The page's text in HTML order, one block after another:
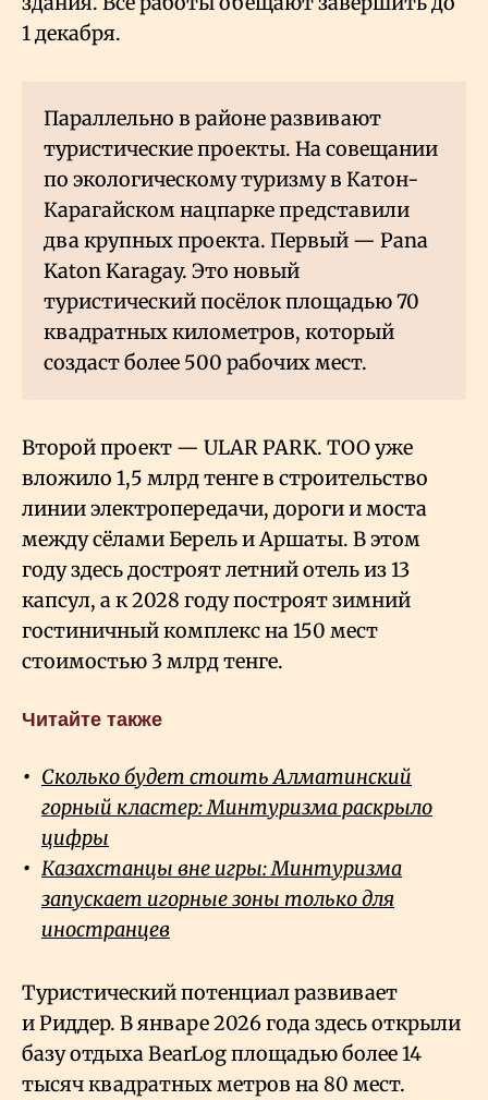
1 декабря.
Параллельно в районе развивают
туристические проекты. На совещании
по экологическому туризму в Катон-
Карагайском нацпарке представили
два крупных проекта. Первый — Pana
Katon Karagay. Это новый
туристический посёлок площадью 70
квадратных километров, который
создаст более 500 рабочих мест.
Второй проект — ULAR PARK. ТОО уже
вложило 1,5 млрд тенге в строительство
линии электропередачи, дороги и моста
между сёлами Берель и Аршаты. В этом
году здесь достроят летний отель из 13
капсул, а к 2028 году построят зимний
гостиничный комплекс на 150 мест
стоимостью 3 млрд тенге.
Читайте также
Сколько будет стоить Алматинский
горный кластер: Минтуризма раскрыло
цифры
Казахстанцы вне игры: Минтуризма
запускает игорные зоны только для
иностранцев
Туристический потенциал развивает
и Риддер. В январе 2026 года здесь открыли
базу отдыха BearLog площадью более 14
тысяч квадратных метров на 80 мест.